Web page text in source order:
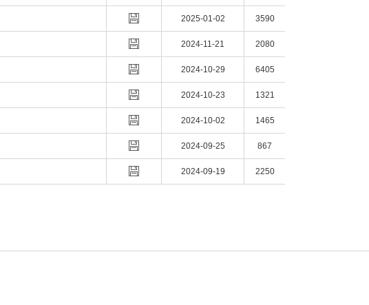
2025-01-02 3590
2024-11-21 2080
2024-10-29 6405
2024-10-23 1321
2024-10-02 1465
2024-09-25 867
2024-09-19 2250